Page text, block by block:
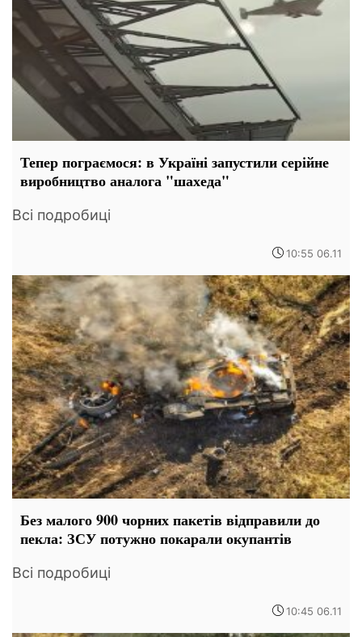
Тепер пограємося: в Україні запустили серійне
виробництво аналога "шахеда"
Всі подробиці
10:55 06.11
Без малого 900 чорних пакетів відправили до
пекла: ЗСУ потужно покарали окупантів
Всі подробиці
10:45 06.11